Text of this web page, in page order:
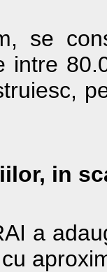
se
intre
in
a